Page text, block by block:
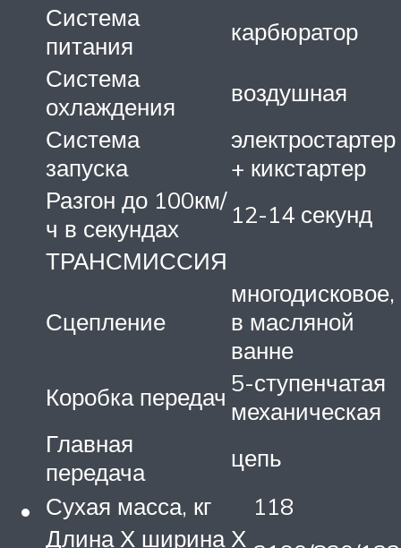
Система
питания
карбюратор
Система
охлаждения
воздушная
Система
запуска
электростартер
+ кикстартер
Разгон до 100км/
ч в секундах
12-14 секунд
ТРАНСМИССИЯ
Сцепление
многодисковое,
в масляной
ванне
Коробка передач 5-ступенчатая
механическая
Главная
передача
цепь
Сухая масса, кг
118
Длина Х ширина Х